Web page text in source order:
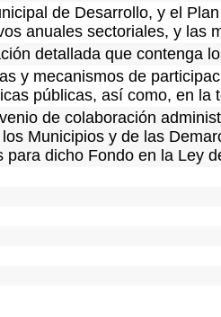
de Desarrollo, y el
anuales sectoriales, y las
detallada que contenga
y mecanismos de
públicas, así como, en
de colaboración
Municipios y de las
para dicho Fondo en la Ley